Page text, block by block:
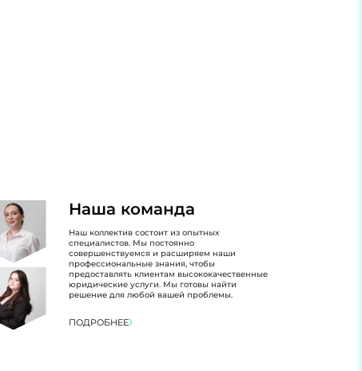
Наша команда
Наш коллектив состоит из опытных
специалистов. Мы постоянно
совершенствуемся и расширяем наши
профессиональные знания, чтобы
предоставлять клиентам высококачественные
юридические услуги. Мы готовы найти
решение для любой вашей проблемы.
ПОДРОБНЕЕ